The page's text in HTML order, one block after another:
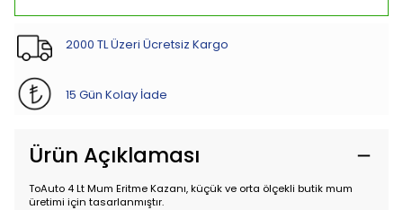
2000 TL Üzeri Ücretsiz Kargo
15 Gün Kolay İade
Ürün Açıklaması
ToAuto 4 Lt Mum Eritme Kazanı, küçük ve orta ölçekli butik mum
üretimi için tasarlanmıştır.